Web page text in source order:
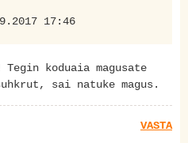
17:46
Tegin koduaia magusate
sai natuke magus.
VASTA